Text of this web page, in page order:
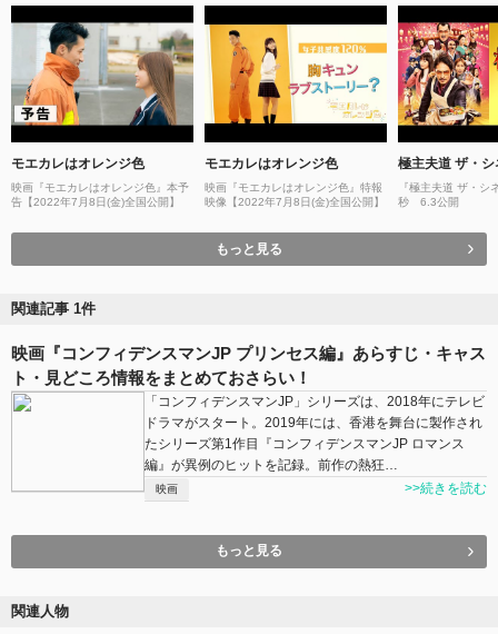
モエカレはオレンジ色
映画『モエカレはオレンジ色』本予
告【2022年7月8日(金)全国公開】
モエカレはオレンジ色
映画『モエカレはオレンジ色』特報
映像【2022年7月8日(金)全国公開】
極主夫道 ザ・シ
『極主夫道 ザ・シ
秒 6.3公開
もっと見る
関連記事 1件
映画『コンフィデンスマンJP プリンセス編』あらすじ・キャス
ト・見どころ情報をまとめておさらい！
「コンフィデンスマンJP」シリーズは、2018年にテレビ
ドラマがスタート。2019年には、香港を舞台に製作され
たシリーズ第1作目『コンフィデンスマンJP ロマンス
編』が異例のヒットを記録。前作の熱狂…
映画 >>続きを読む
もっと見る
関連人物